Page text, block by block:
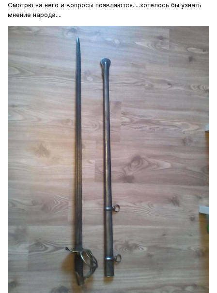
Смотрю на него и вопросы появляются.....хотелось бы узнать
мнение народа....